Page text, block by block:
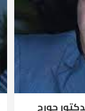
جورج